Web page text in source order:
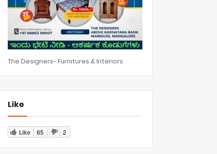
The Designers- Furnitures & Interiors
Like
Like 65 2